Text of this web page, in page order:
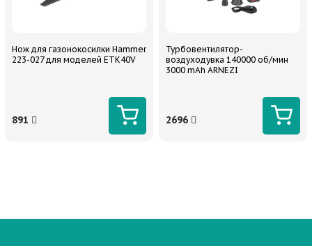
Нож для газонокосилки Hammer
223-027 для моделей ETK40V
891
Турбовентилятор-
воздуходувка 140000 об/мин
3000 mAh ARNEZI
2696